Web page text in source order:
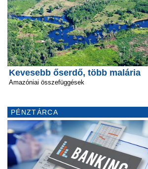
Kevesebb őserdő, több malária
Amazóniai összefüggések
PÉNZTÁRCA